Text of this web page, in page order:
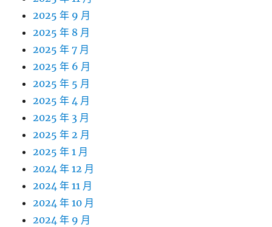
2025 年 9 月
2025 年 8 月
2025 年 7 月
2025 年 6 月
2025 年 5 月
2025 年 4 月
2025 年 3 月
2025 年 2 月
2025 年 1 月
2024 年 12 月
2024 年 11 月
2024 年 10 月
2024 年 9 月